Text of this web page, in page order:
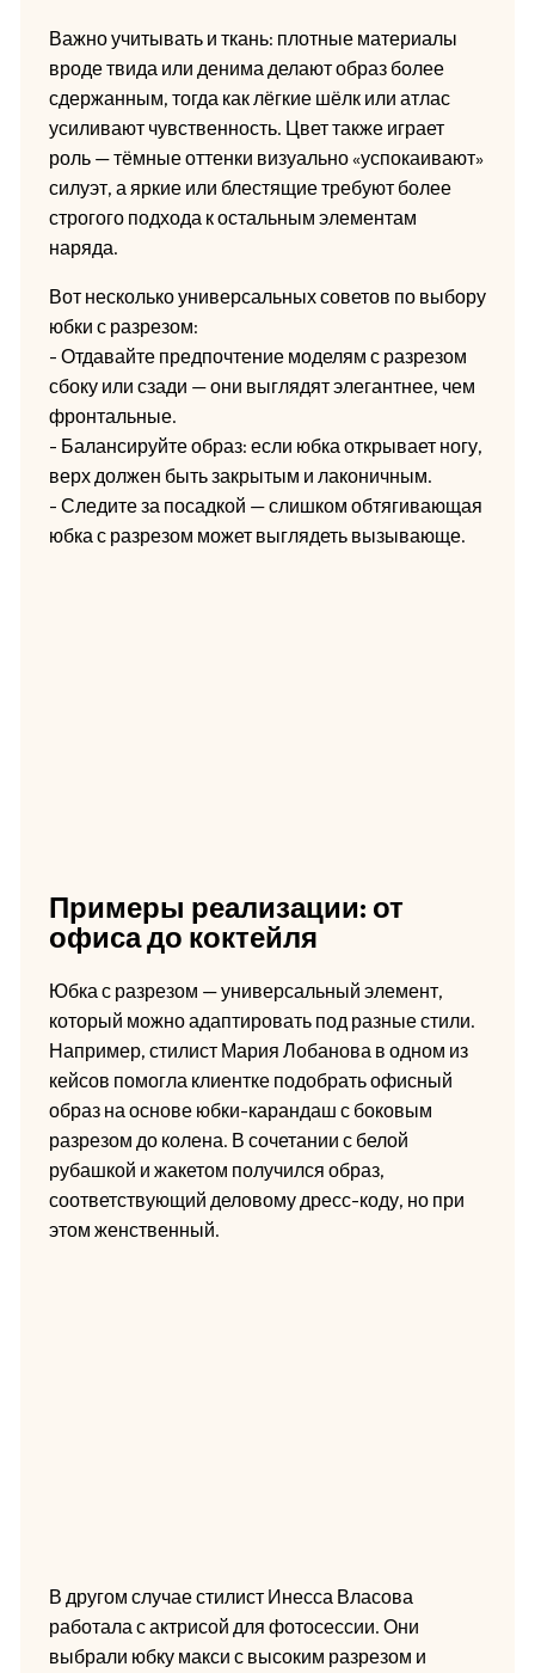
Важно учитывать и ткань: плотные материалы
вроде твида или денима делают образ более
сдержанным, тогда как лёгкие шёлк или атлас
усиливают чувственность. Цвет также играет
роль — тёмные оттенки визуально «успокаивают»
силуэт, а яркие или блестящие требуют более
строгого подхода к остальным элементам
наряда.
Вот несколько универсальных советов по выбору
юбки с разрезом:
- Отдавайте предпочтение моделям с разрезом
сбоку или сзади — они выглядят элегантнее, чем
фронтальные.
- Балансируйте образ: если юбка открывает ногу,
верх должен быть закрытым и лаконичным.
- Следите за посадкой — слишком обтягивающая
юбка с разрезом может выглядеть вызывающе.
Примеры реализации: от
офиса до коктейля
Юбка с разрезом — универсальный элемент,
который можно адаптировать под разные стили.
Например, стилист Мария Лобанова в одном из
кейсов помогла клиентке подобрать офисный
образ на основе юбки-карандаш с боковым
разрезом до колена. В сочетании с белой
рубашкой и жакетом получился образ,
соответствующий деловому дресс-коду, но при
этом женственный.
В другом случае стилист Инесса Власова
работала с актрисой для фотосессии. Они
выбрали юбку макси с высоким разрезом и